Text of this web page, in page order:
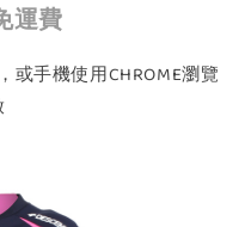
運費
手機使用CHROME瀏覽